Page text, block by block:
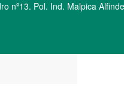
nº13. Pol. Ind. Malpica